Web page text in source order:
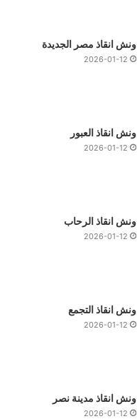
ونش انقاذ مصر الجديدة
2026-01-12
ونش انقاذ العبور
2026-01-12
ونش انقاذ الرحاب
2026-01-12
ونش انقاذ التجمع
2026-01-12
ونش انقاذ مدينة نصر
2026-01-12